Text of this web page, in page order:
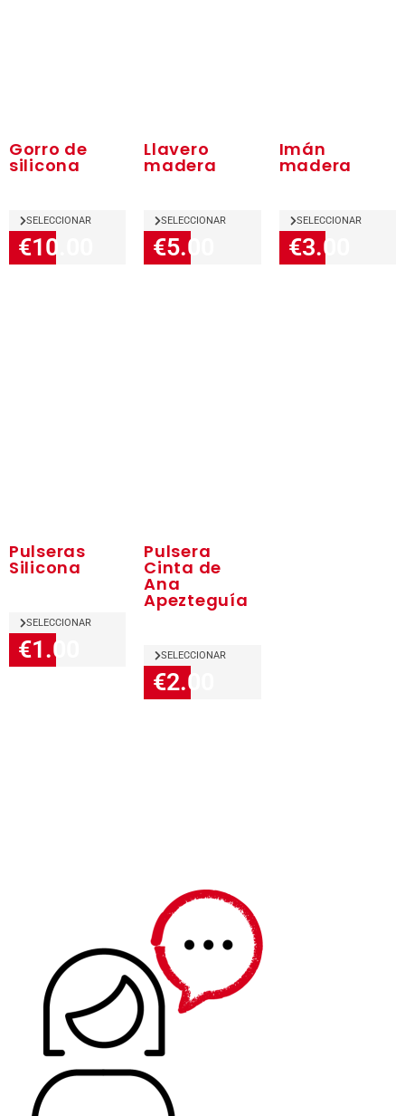
Gorro de
silicona
SELECCIONAR
€10.00
Llavero
madera
SELECCIONAR
€5.00
Imán
madera
SELECCIONAR
€3.00
Pulseras
Silicona
SELECCIONAR
€1.00
Pulsera
Cinta de
Ana
Apezteguía
SELECCIONAR
€2.00